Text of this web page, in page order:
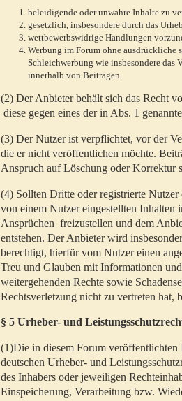
beleidigende oder unwahre Inhalte zu
gesetzlich, insbesondere durch das
wettbewerbswidrige Handlungen
Werbung im Forum ohne ausdrückliche
Schleichwerbung wie insbesondere das
innerhalb von Beiträgen.
(2) Der Anbieter behält sich das Recht
diese gegen eines der in Abs. 1
(3) Der Nutzer ist verpflichtet, vor der
die er nicht veröffentlichen möchte.
Anspruch auf Löschung oder Korrektur
(4) Sollten Dritte oder registrierte
von einem Nutzer eingestellten Inhalten
Ansprüchen freizustellen und dem
entstehen. Der Anbieter wird
berechtigt, hierfür vom Nutzer einen
Treu und Glauben mit Informationen
weitergehenden Rechte sowie
Rechtsverletzung nicht zu vertreten hat,
§ 5 Urheber- und
(1)Die in diesem Forum veröffentlichten
deutschen Urheber- und
des Inhabers oder jeweiligen
Einspeicherung, Verarbeitung bzw.